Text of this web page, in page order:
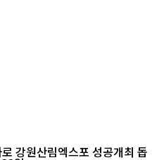
강원산림엑스포 성공개최 돕